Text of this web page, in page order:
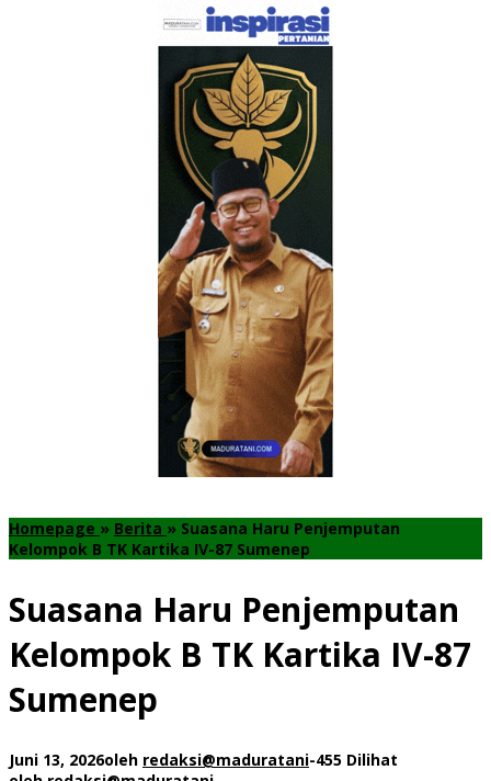
Homepage » Berita » Suasana Haru Penjemputan
Kelompok B TK Kartika IV-87 Sumenep
Suasana Haru Penjemputan
Kelompok B TK Kartika IV-87
Sumenep
Juni 13, 2026oleh redaksi@maduratani-455 Dilihat